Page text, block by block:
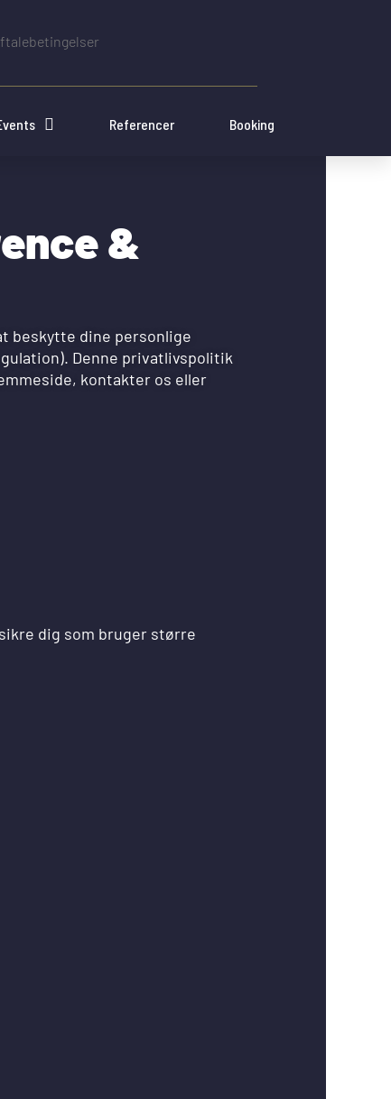
Referencer Booking
&
beskytte dine personlige
Denne privatlivspolitik
kontakter os eller
sikre dig som bruger større